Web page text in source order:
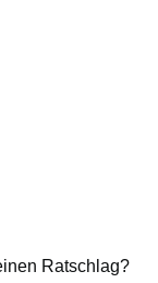
Ratschlag?